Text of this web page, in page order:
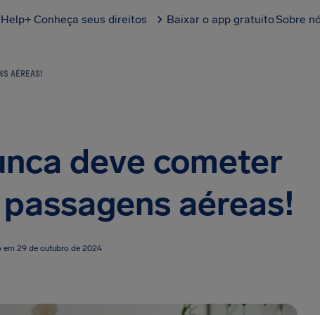
Conheça seus direitos Baixar o app gratuitoSobre
AÉREAS!
deve cometer
aéreas!
em 29 de outubro de 2024